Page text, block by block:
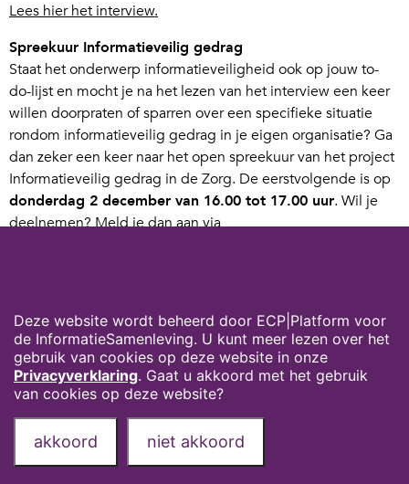
Lees hier het interview.
Spreekuur Informatieveilig gedrag
Staat het onderwerp informatieveiligheid ook op jouw to-
do-lijst en mocht je na het lezen van het interview een keer
willen doorpraten of sparren over een specifieke situatie
rondom informatieveilig gedrag in je eigen organisatie? Ga
dan zeker een keer naar het open spreekuur van het project
Informatieveilig gedrag in de Zorg. De eerstvolgende is op
donderdag 2 december van 16.00 tot 17.00 uur. Wil je
deelnemen? Meld je dan aan via
Informatieveilig gedrag in de zorg heeft ontwikkeldof
download meteende Wegwijzer Aan de slag met
informatieveilig gedrag.
Privacyverklaring
Over deze website
Onze partners
Contact
Deze website wordt beheerd door ECP|Platform voor
de InformatieSamenleving. U kunt meer lezen over het
gebruik van cookies op deze website in onze
Privacyverklaring. Gaat u akkoord met het gebruik
van cookies op deze website?
akkoord niet akkoord